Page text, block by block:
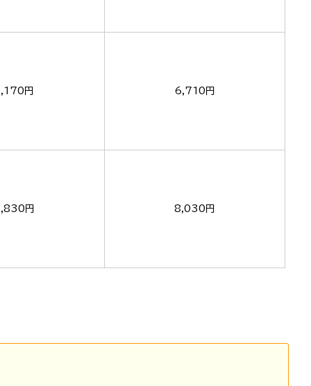
円 6,710円
円 8,030円